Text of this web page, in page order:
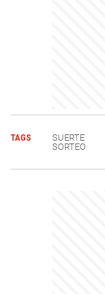
TAGS SUERTE
SORTEO